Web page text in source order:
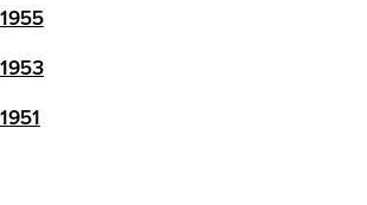
1955
1953
1951